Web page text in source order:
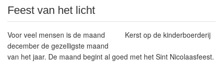
Feest van het licht
Kerst op de kinderboerderij
Voor veel mensen is de maand
december de gezelligste maand
van het jaar. De maand begint al goed met het Sint Nicolaasfeest.